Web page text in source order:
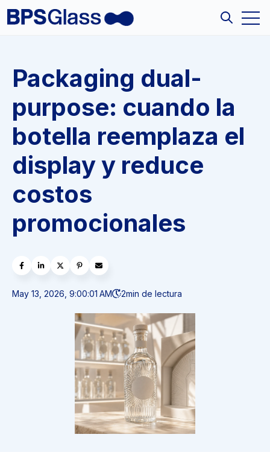
Open
Packaging dual-
purpose: cuando la
botella reemplaza el
display y reduce
costos
promocionales
May 13, 2026, 9:00:01 AM 2min de lectura